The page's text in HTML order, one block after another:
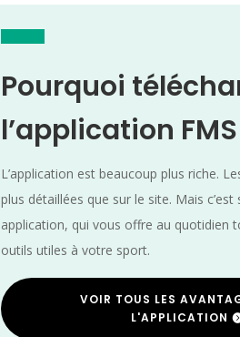
Pourquoi
l’application FMS
L’application est beaucoup plus riche.
plus détaillées que sur le site. Mais
application, qui vous offre au quotidien
outils utiles à votre sport.
VOIR TOUS LES
L'APPLICATION